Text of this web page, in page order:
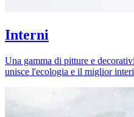
Interni
Una gamma di pitture e
unisce l'ecologia e il miglior